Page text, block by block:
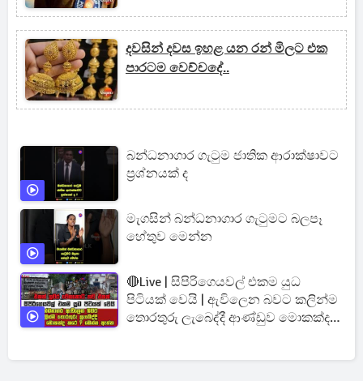
දවසින් දවස ඉහළ යන රන් මිලට එක
පාරටම වෙච්චදේ..
බන්ධනාගාර ගැටුම ජාතික ආරාක්ෂාවට
ප්‍රශ්නයක් ද
මැගසින් බන්ධනාගාර ගැටුමට බලපෑ
හේතුව මෙන්න
🔴Live | සිපිරිගෙයවල් එකම යුධ
පිටියක් වෙයි | ඇවිලෙන බවට කලින්ම
තොරතුරු ලැබෙද්දී ආණ්ඩුව මොකක්ද